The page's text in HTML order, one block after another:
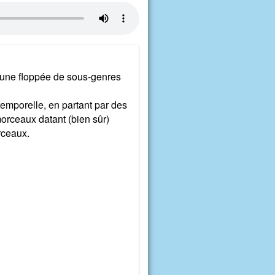
floppée de sous-genres
en partant par des
datant (bien sûr)